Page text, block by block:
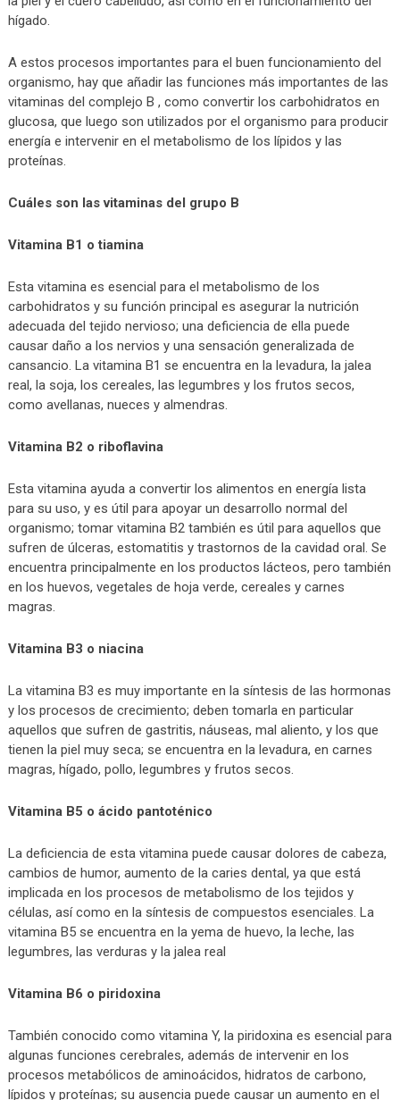
hígado.
A estos procesos importantes para el buen funcionamiento del
organismo, hay que añadir las funciones más importantes de las
vitaminas del complejo B , como convertir los carbohidratos en
glucosa, que luego son utilizados por el organismo para producir
energía e intervenir en el metabolismo de los lípidos y las
proteínas.
Cuáles son las vitaminas del grupo B
Vitamina B1 o tiamina
Esta vitamina es esencial para el metabolismo de los
carbohidratos y su función principal es asegurar la nutrición
adecuada del tejido nervioso; una deficiencia de ella puede
causar daño a los nervios y una sensación generalizada de
cansancio. La vitamina B1 se encuentra en la levadura, la jalea
real, la soja, los cereales, las legumbres y los frutos secos,
como avellanas, nueces y almendras.
Vitamina B2 o riboflavina
Esta vitamina ayuda a convertir los alimentos en energía lista
para su uso, y es útil para apoyar un desarrollo normal del
organismo; tomar vitamina B2 también es útil para aquellos que
sufren de úlceras, estomatitis y trastornos de la cavidad oral. Se
encuentra principalmente en los productos lácteos, pero también
en los huevos, vegetales de hoja verde, cereales y carnes
magras.
Vitamina B3 o niacina
La vitamina B3 es muy importante en la síntesis de las hormonas
y los procesos de crecimiento; deben tomarla en particular
aquellos que sufren de gastritis, náuseas, mal aliento, y los que
tienen la piel muy seca; se encuentra en la levadura, en carnes
magras, hígado, pollo, legumbres y frutos secos.
Vitamina B5 o ácido pantoténico
La deficiencia de esta vitamina puede causar dolores de cabeza,
cambios de humor, aumento de la caries dental, ya que está
implicada en los procesos de metabolismo de los tejidos y
células, así como en la síntesis de compuestos esenciales. La
vitamina B5 se encuentra en la yema de huevo, la leche, las
legumbres, las verduras y la jalea real
Vitamina B6 o piridoxina
También conocido como vitamina Y, la piridoxina es esencial para
algunas funciones cerebrales, además de intervenir en los
procesos metabólicos de aminoácidos, hidratos de carbono,
lípidos y proteínas; su ausencia puede causar un aumento en el